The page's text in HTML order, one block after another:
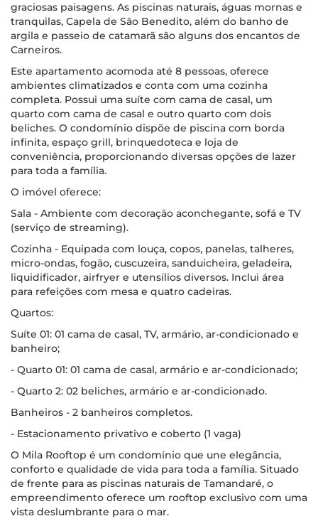
graciosas paisagens. As piscinas naturais, águas mornas e
tranquilas, Capela de São Benedito, além do banho de
argila e passeio de catamarã são alguns dos encantos de
Carneiros.
Este apartamento acomoda até 8 pessoas, oferece
ambientes climatizados e conta com uma cozinha
completa. Possui uma suíte com cama de casal, um
quarto com cama de casal e outro quarto com dois
beliches. O condomínio dispõe de piscina com borda
infinita, espaço grill, brinquedoteca e loja de
conveniência, proporcionando diversas opções de lazer
para toda a família.
O imóvel oferece:
Sala - Ambiente com decoração aconchegante, sofá e TV
(serviço de streaming).
Cozinha - Equipada com louça, copos, panelas, talheres,
micro-ondas, fogão, cuscuzeira, sanduicheira, geladeira,
liquidificador, airfryer e utensílios diversos. Inclui área
para refeições com mesa e quatro cadeiras.
Quartos:
Suíte 01: 01 cama de casal, TV, armário, ar-condicionado e
banheiro;
- Quarto 01: 01 cama de casal, armário e ar-condicionado;
- Quarto 2: 02 beliches, armário e ar-condicionado.
Banheiros - 2 banheiros completos.
- Estacionamento privativo e coberto (1 vaga)
O Mila Rooftop é um condomínio que une elegância,
conforto e qualidade de vida para toda a família. Situado
de frente para as piscinas naturais de Tamandaré, o
empreendimento oferece um rooftop exclusivo com uma
vista deslumbrante para o mar.